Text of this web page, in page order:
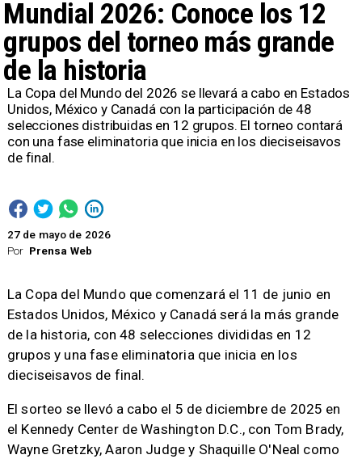
Por Prensa Web
Mundial 2026: Conoce los 12
grupos del torneo más grande
de la historia
27 de mayo de 2026
La Copa del Mundo del 2026 se llevará a cabo en Estados
Unidos, México y Canadá con la participación de 48
selecciones distribuidas en 12 grupos. El torneo contará
con una fase eliminatoria que inicia en los dieciseisavos
de final.
La Copa del Mundo que comenzará el 11 de junio en
Estados Unidos, México y Canadá será la más grande
de la historia, con 48 selecciones divididas en 12
grupos y una fase eliminatoria que inicia en los
dieciseisavos de final.
El sorteo se llevó a cabo el 5 de diciembre de 2025 en
el Kennedy Center de Washington D.C., con Tom Brady,
Wayne Gretzky, Aaron Judge y Shaquille O'Neal como